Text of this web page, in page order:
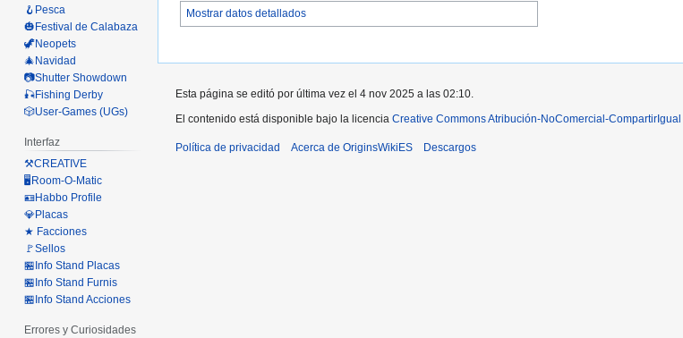
Mostrar datos detallados
🪝Pesca
🎃Festival de Calabaza
🦖Neopets
🎄Navidad
📷Shutter Showdown
🎣Fishing Derby
🎲User-Games (UGs)
Interfaz
⚒️CREATIVE
🖥️Room-O-Matic
🪪Habbo Profile
💎Placas
★ Facciones
🚩Sellos
🏪Info Stand Placas
🏪Info Stand Furnis
🏪Info Stand Acciones
Errores y Curiosidades
Esta página se editó por última vez el 4 nov 2025 a las 02:10.
El contenido está disponible bajo la licencia Creative Commons Atribución-NoComercial-CompartirIgual
Política de privacidad Acerca de OriginsWikiES Descargos